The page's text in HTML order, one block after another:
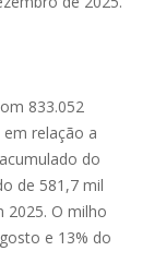
833.052
relação a
do
de 581,7 mil
2025. O milho
e 13% do